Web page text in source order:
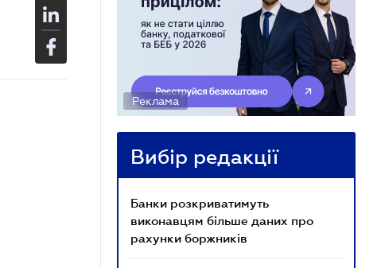
Реклама
Вибір редакції
Банки розкриватимуть
виконавцям більше даних про
рахунки боржників